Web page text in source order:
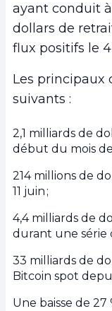
ayant conduit
dollars de
flux positifs le
Les principaux
suivants :
2,1 milliards de
début du mois
214 millions de
11 juin ;
4,4 milliards de
durant une série
33 milliards de
Bitcoin spot
Une baisse de